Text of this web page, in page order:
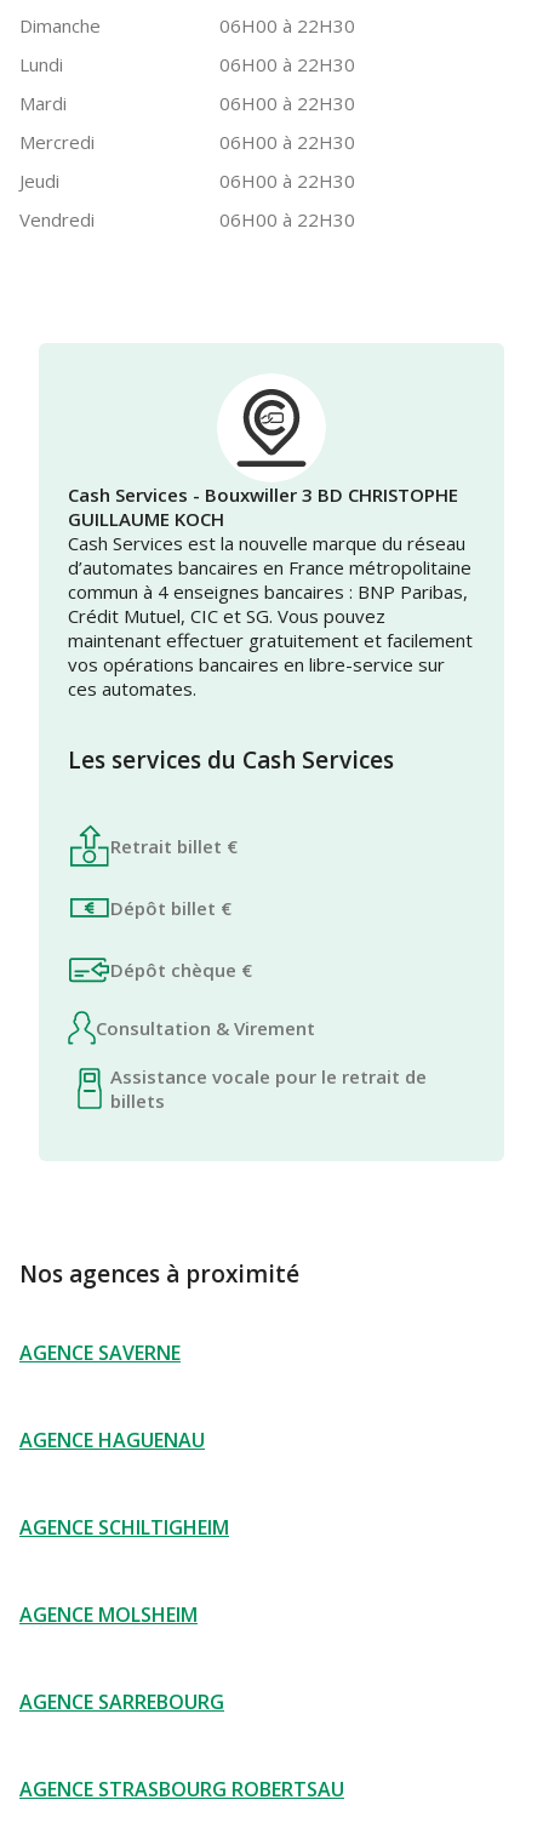
Dimanche
06H00 à 22H30
Lundi
06H00 à 22H30
Mardi
06H00 à 22H30
Mercredi
06H00 à 22H30
Jeudi
06H00 à 22H30
Vendredi
06H00 à 22H30
Cash Services - Bouxwiller 3 BD CHRISTOPHE
GUILLAUME KOCH
Cash Services est la nouvelle marque du réseau
d’automates bancaires en France métropolitaine
commun à 4 enseignes bancaires : BNP Paribas,
Crédit Mutuel, CIC et SG. Vous pouvez
maintenant effectuer gratuitement et facilement
vos opérations bancaires en libre-service sur
ces automates.
Les services du Cash Services
Retrait billet €
Dépôt billet €
Dépôt chèque €
Consultation & Virement
Assistance vocale pour le retrait de
billets
Nos agences à proximité
AGENCE SAVERNE
AGENCE HAGUENAU
AGENCE SCHILTIGHEIM
AGENCE MOLSHEIM
AGENCE SARREBOURG
AGENCE STRASBOURG ROBERTSAU